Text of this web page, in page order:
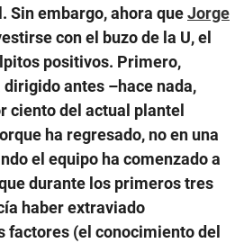
Sin embargo, ahora queJorge
con el buzo de la U, el
positivos. Primero,
antes –hace nada,
ciento del actual plantel
ha regresado, no en una
el equipo ha comenzado a
durante los primeros tres
haber extraviado
factores (el conocimiento del